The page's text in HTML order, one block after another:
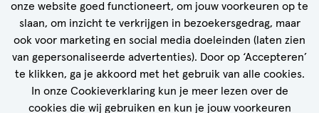
onze website goed functioneert, om jouw voorkeuren op te
slaan, om inzicht te verkrijgen in bezoekersgedrag, maar
ook voor marketing en social media doeleinden (laten zien
van gepersonaliseerde advertenties). Door op ‘Accepteren’
te klikken, ga je akkoord met het gebruik van alle cookies.
In onze Cookieverklaring kun je meer lezen over de
cookies die wij gebruiken en kun je jouw voorkeuren
STEL JOB ALERT IN